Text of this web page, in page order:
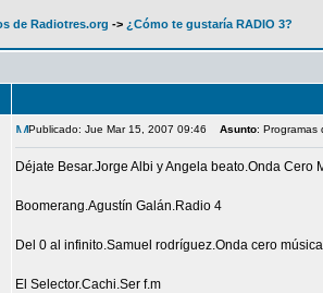
de Radiotres.org -> ¿Cómo te gustaría RADIO 3?
Publicado: Jue Mar 15, 2007 09:46 Asunto: Programas
Déjate Besar.Jorge Albi y Angela beato.Onda Cero
Boomerang.Agustín Galán.Radio 4
Del 0 al infinito.Samuel rodríguez.Onda cero música
El Selector.Cachi.Ser f.m